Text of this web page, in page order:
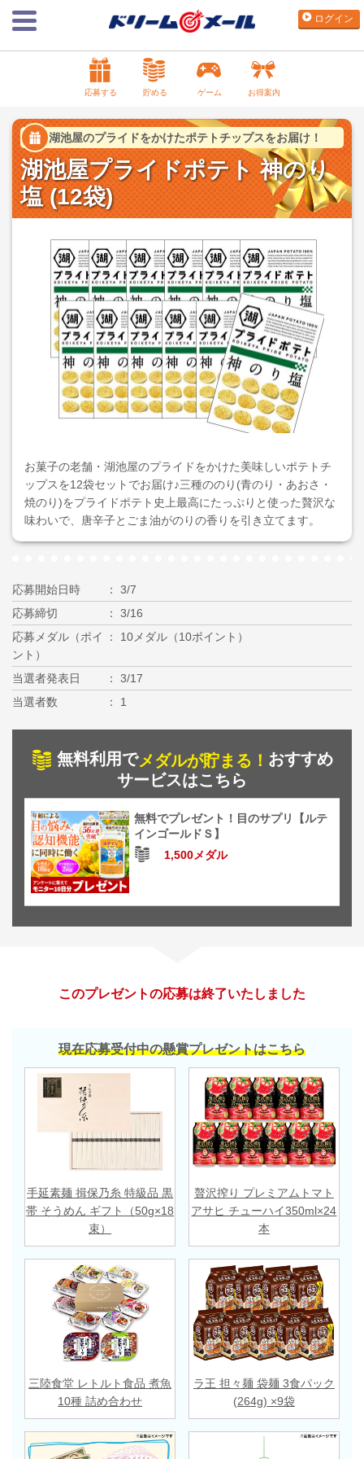
ログイン
応募する 貯める ゲーム お得案内
湖池屋のプライドをかけたポテトチップスをお届け！
湖池屋プライドポテト 神のり
塩 (12袋)
お菓子の老舗・湖池屋のプライドをかけた美味しいポテトチ
ップスを12袋セットでお届け♪三種ののり(青のり・あおさ・
焼のり)をプライドポテト史上最高にたっぷりと使った贅沢な
味わいで、唐辛子とごま油がのりの香りを引き立てます。
応募開始日時
3/7
応募締切
3/16
応募メダル（ポイ
ント）
10メダル（10ポイント）
当選者発表日
3/17
当選者数
1
無料利用でメダルが貯まる！ おすすめ
サービスはこちら
無料でプレゼント！目のサプリ【ルテ
インゴールドＳ】
1,500メダル
このプレゼントの応募は終了いたしました
現在応募受付中の懸賞プレゼントはこちら
手延素麺 揖保乃糸 特級品 黒
帯 そうめん ギフト（50g×18
束）
贅沢搾り プレミアムトマト
アサヒ チューハイ350ml×24
本
三陸食堂 レトルト食品 煮魚
10種 詰め合わせ
ラ王 担々麺 袋麺 3食パック
(264g) ×9袋